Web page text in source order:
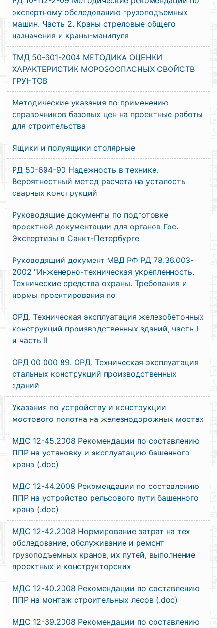
экспертному обследованию грузоподъемных
машин. Часть 2. Краны стреловые общего
назначения и краны-манипуля
ТМД 50-601-2004 МЕТОДИКА ОЦЕНКИ
ХАРАКТЕРИСТИК МОРОЗООПАСНЫХ СВОЙСТВ
ГРУНТОВ
Методические указания по применению
справочников базовых цен на проектные работы
для строительства
Ящики и полуящики столярные
РД 50-694-90 Надежность в технике.
Вероятностный метод расчета на усталость
сварных конструкций
Руководящие документы по подготовке
проектной документации для органов Гос.
Экспертизы в Санкт-Петербурге
Руководящий документ МВД РФ РД 78.36.003-
2002 "Инженерно-техническая укрепленность.
Технические средства охраны. Требования и
нормы проектирования по
ОРД. Техническая эксплуатация железобетонных
конструкций производственных зданий, часть I
и часть II
ОРД 00 000 89. ОРД. Техническая эксплуатация
стальных конструкций производственных
зданий
Указания по устройству и конструкции
мостового полотна на железнодорожных мостах
МДС 12-45.2008 Рекомендации по составлению
ППР на установку и эксплуатацию башенного
крана (.doc)
МДС 12-44.2008 Рекомендации по составлению
ППР на устройство рельсового пути башенного
крана (.doc)
МДС 12-42.2008 Нормирование затрат на тех
обследование, обслуживание и ремонт
грузоподъемных кранов, их путей, выполнение
проектных и конструкторских
МДС 12-40.2008 Рекомендации по составлению
ППР на монтаж строительных лесов (.doc)
МДС 12-39.2008 Рекомендации по составлению